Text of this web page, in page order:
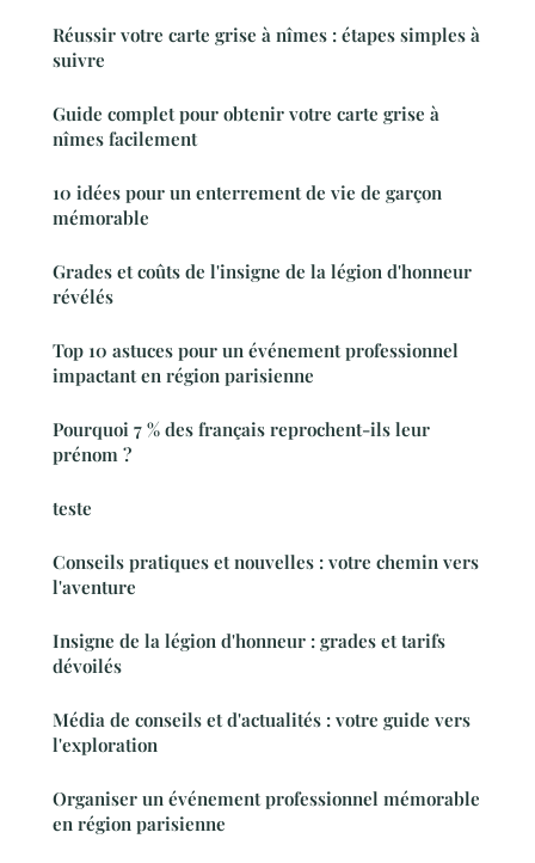
Réussir votre carte grise à nîmes : étapes simples à
suivre
Guide complet pour obtenir votre carte grise à
nîmes facilement
10 idées pour un enterrement de vie de garçon
mémorable
Grades et coûts de l'insigne de la légion d'honneur
révélés
Top 10 astuces pour un événement professionnel
impactant en région parisienne
Pourquoi 7 % des français reprochent-ils leur
prénom ?
teste
Conseils pratiques et nouvelles : votre chemin vers
l'aventure
Insigne de la légion d'honneur : grades et tarifs
dévoilés
Média de conseils et d'actualités : votre guide vers
l'exploration
Organiser un événement professionnel mémorable
en région parisienne